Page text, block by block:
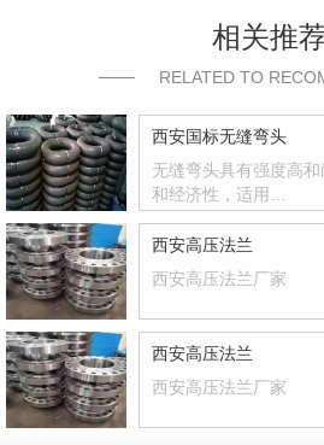
相关推
RELATED TO
西安国标无缝弯头
无缝弯头具有强度高
和经济性，适用…
西安高压法兰
西安高压法兰厂家
西安高压法兰
西安高压法兰厂家